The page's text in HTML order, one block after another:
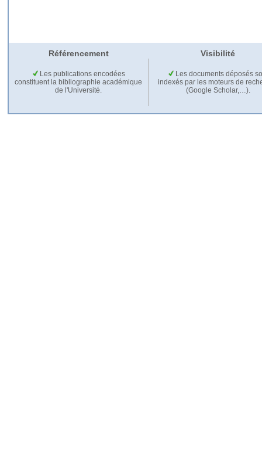
Référencement Visibilité
Les publications encodées
constituent la bibliographie académique
de l'Université.
Les documents déposés
indexés par les moteurs de
(Google Scholar,…).